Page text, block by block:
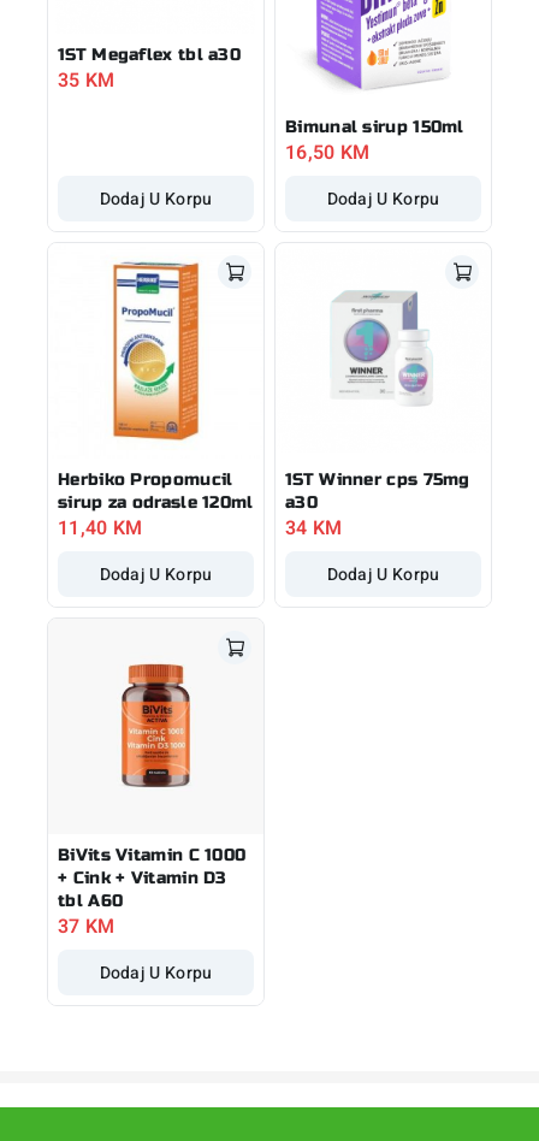
1ST Megaflex tbl a30
35 KM
Dodaj U Korpu
Bimunal sirup 150ml
16,50 KM
Dodaj U Korpu
Herbiko Propomucil
sirup za odrasle 120ml
11,40 KM
Dodaj U Korpu
1ST Winner cps 75mg
a30
34 KM
Dodaj U Korpu
BiVits Vitamin C 1000
+ Cink + Vitamin D3
tbl A60
37 KM
Dodaj U Korpu